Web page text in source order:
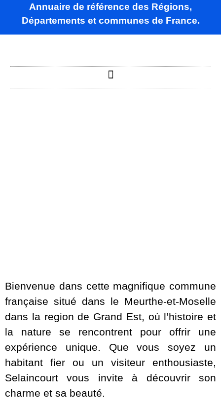
Annuaire de référence des Régions,
Départements et communes de France.
Bienvenue dans cette magnifique commune
française situé dans le Meurthe-et-Moselle
dans la region de Grand Est, où l’histoire et
la nature se rencontrent pour offrir une
expérience unique. Que vous soyez un
habitant fier ou un visiteur enthousiaste,
Selaincourt vous invite à découvrir son
charme et sa beauté.